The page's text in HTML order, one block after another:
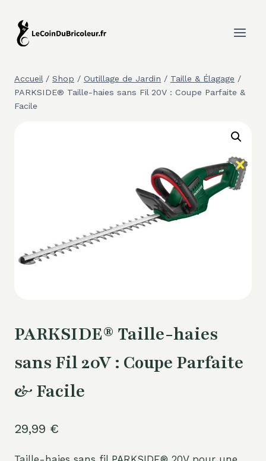
contenu
Accueil / Shop / Outillage de Jardin / Taille & Élagage /
PARKSIDE® Taille-haies sans Fil 20V : Coupe Parfaite &
Facile
PARKSIDE® Taille-haies
sans Fil 20V : Coupe Parfaite
& Facile
29,99 €